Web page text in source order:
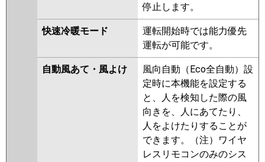
停止します。
快速冷暖モード
運転開始時では能力優先
運転が可能です。
自動風あて・風よけ
風向自動（Eco全自動）設
定時に本機能を設定する
と、人を検知した際の風
向きを、人にあてたり、
人をよけたりすることが
できます。（注）ワイヤ
レスリモコンのみのシス